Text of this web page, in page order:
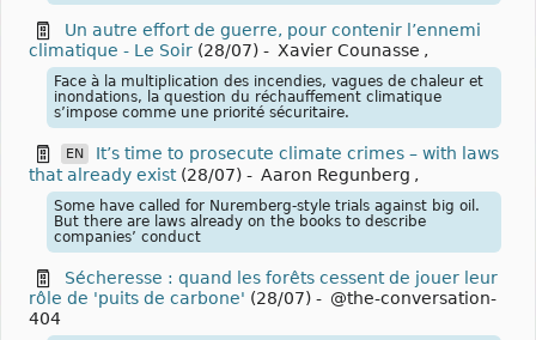
Un autre effort de guerre, pour contenir l’ennemi
climatique - Le Soir (28/07) - Xavier Counasse ,
Face à la multiplication des incendies, vagues de chaleur et
inondations, la question du réchauffement climatique
s’impose comme une priorité sécuritaire.
EN
It’s time to prosecute climate crimes – with laws
that already exist (28/07) - Aaron Regunberg ,
Some have called for Nuremberg-style trials against big oil.
But there are laws already on the books to describe
companies’ conduct
Sécheresse : quand les forêts cessent de jouer leur
rôle de 'puits de carbone' (28/07) - @the-conversation-
404